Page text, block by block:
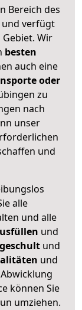
Bereich des
und verfügt
Wir
besten
auch eine
oder
zu
nach
unser
und
alle
und alle
und
und
und
können Sie
umziehen.